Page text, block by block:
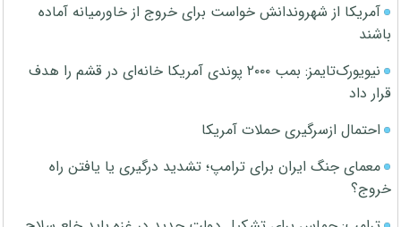
آمریکا از شهروندانش خواست برای خروج از خاورمیانه آماده
باشند
نیویورک‌تایمز: بمب ۲۰۰۰ پوندی آمریکا خانه‌ای در قشم را هدف
قرار داد
احتمال ازسرگیری حملات آمریکا
معمای جنگ ایران برای ترامپ؛ تشدید درگیری یا یافتن راه
خروج؟